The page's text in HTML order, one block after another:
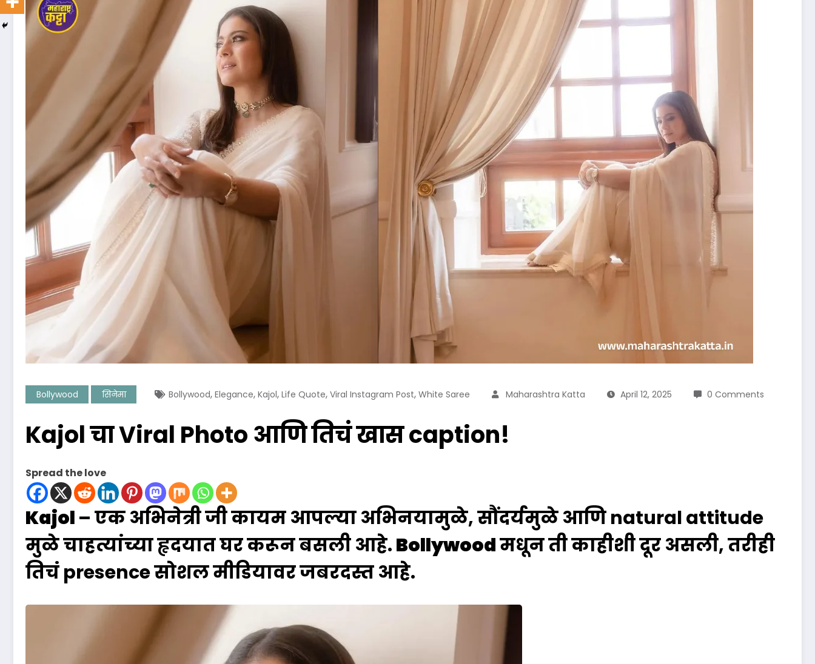
Bollywood सिनेमा Bollywood, Elegance, Kajol, Life Quote, Viral Instagram Post, White Saree Maharashtra Katta April 12, 2025 0 Comments
Kajol चा Viral Photo आणि तिचं खास caption!
Spread the love
Kajol– एक अभिनेत्री जी कायम आपल्या अभिनयामुळे, सौंदर्यमुळे आणि natural attitude
मुळे चाहत्यांच्या हृदयात घर करून बसली आहे.Bollywoodमधून ती काहीशी दूर असली, तरीही
तिचं presence सोशल मीडियावर जबरदस्त आहे.